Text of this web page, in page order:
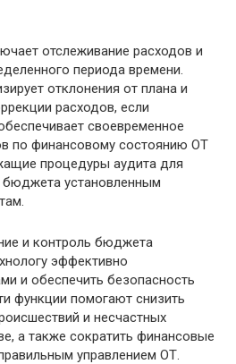
отслеживание расходов и
периода времени.
отклонения от плана и
расходов, если
своевременное
по финансовому состоянию ОТ
процедуры аудита для
бюджета установленным
и контроль бюджета
эффективно
и обеспечить безопасность
функции помогают снизить
и несчастных
а также сократить финансовые
управлением ОТ.